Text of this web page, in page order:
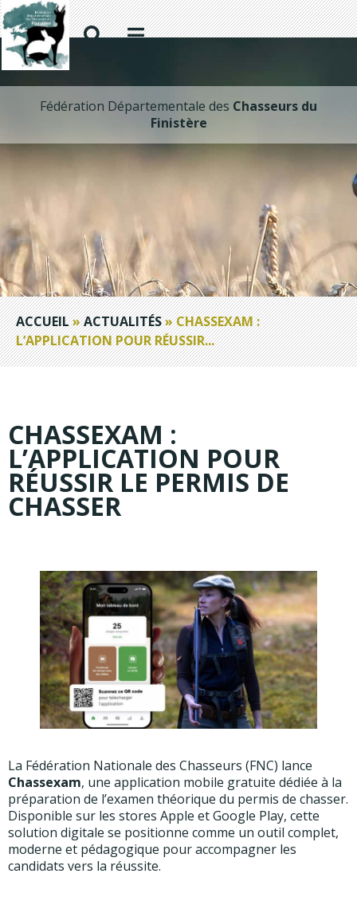
Fédération Départementale des Chasseurs du
Finistère
ACCUEIL»ACTUALITÉS»CHASSEXAM :
L’APPLICATION POUR RÉUSSIR...
CHASSEXAM :
L’APPLICATION POUR
RÉUSSIR LE PERMIS DE
CHASSER
La Fédération Nationale des Chasseurs (FNC) lance
Chassexam, une application mobile gratuite dédiée à la
préparation de l’examen théorique du permis de chasser.
Disponible sur les stores Apple et Google Play, cette
solution digitale se positionne comme un outil complet,
moderne et pédagogique pour accompagner les
candidats vers la réussite.